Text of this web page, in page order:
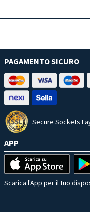
PAGAMENTO SICURO
Secure Sockets
APP
Scarica l'App per il tuo